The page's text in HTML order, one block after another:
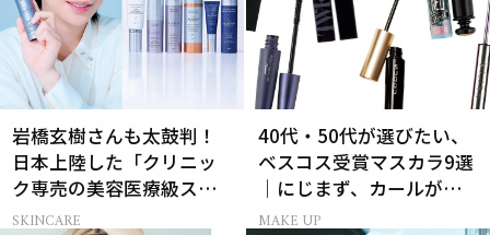
岩橋玄樹さんも太鼓判！
日本上陸した「クリニッ
ク専売の美容医療級スキ
ンケア」
SKINCARE
40代・50代が選びたい、
ベスコス受賞マスカラ9選
｜にじまず、カールが続
く名品
MAKE UP